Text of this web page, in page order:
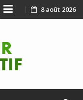
Skip
content
8 août 2026